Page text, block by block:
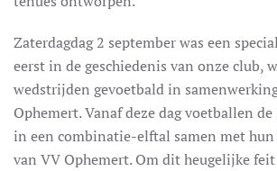
Zaterdagdag 2 september was een
eerst in de geschiedenis van onze club,
wedstrijden gevoetbald in
Ophemert. Vanaf deze dag voetballen de
in een combinatie-elftal samen met
van VV Ophemert. Om dit heugelijke